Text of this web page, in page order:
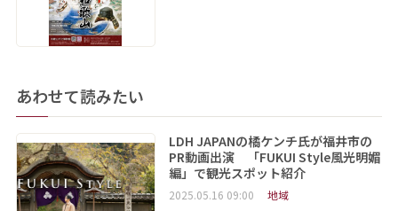
あわせて読みたい
LDH JAPANの橘ケンチ氏が福井市の
PR動画出演 「FUKUI Style風光明媚
編」で観光スポット紹介
2025.05.16 09:00 地域